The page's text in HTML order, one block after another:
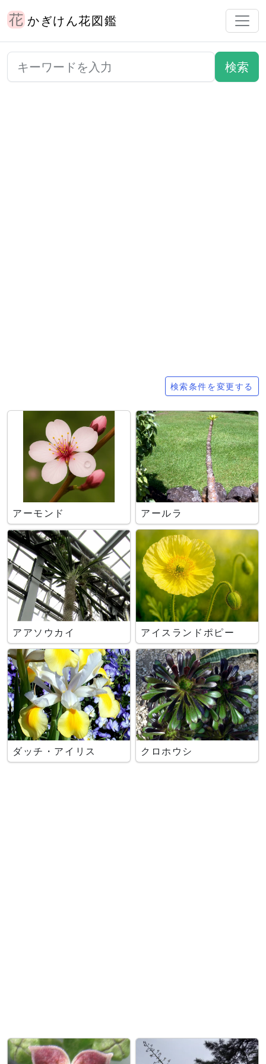
かぎけん花図鑑
検索条件を変更する
アーモンド アールラ
アアソウカイ アイスランドポピー
ダッチ・アイリス クロホウシ